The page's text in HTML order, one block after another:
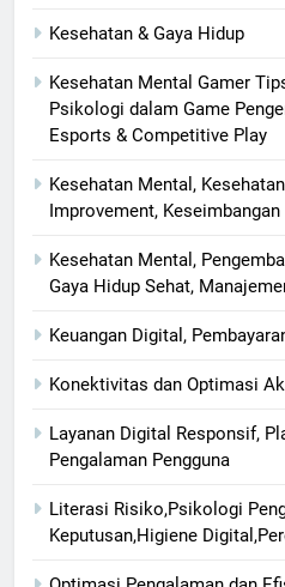
Kesehatan & Gaya Hidup
Kesehatan Mental Gamer
Psikologi dalam Game
Esports & Competitive Play
Kesehatan Mental,
Improvement,
Kesehatan Mental,
Gaya Hidup Sehat,
Keuangan Digital,
Konektivitas dan Optimasi
Layanan Digital Responsif,
Pengalaman Pengguna
Literasi Risiko,Psikologi
Keputusan,Higiene